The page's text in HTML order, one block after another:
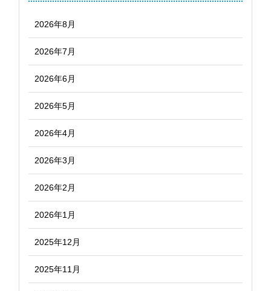
2026年8月
2026年7月
2026年6月
2026年5月
2026年4月
2026年3月
2026年2月
2026年1月
2025年12月
2025年11月